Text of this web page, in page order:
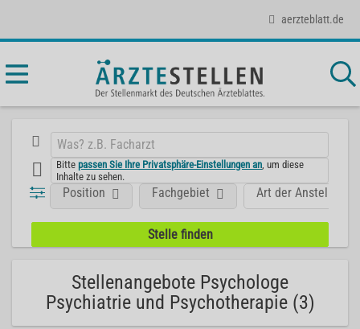
aerzteblatt.de
Bittepassen Sie Ihre Privatsphäre-Einstellungen an , um diese
Inhalte zu sehen.
Position Fachgebiet Art der Anstellung
Stellenangebote Psychologe
Psychiatrie und Psychotherapie (3)